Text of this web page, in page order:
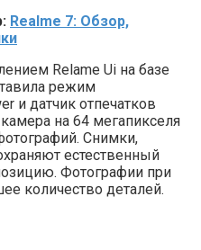
Realme 7: Обзор,
Relame Ui на базе
режим
и датчик отпечатков
на 64 мегапикселя
Снимки,
естественный
Фотографии при
количество деталей.